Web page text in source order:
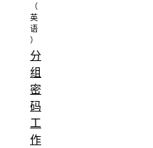
分
组
密
码
工
作